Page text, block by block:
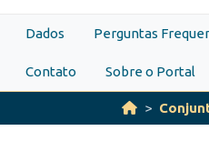
Dados Perguntas
Contato Sobre o Portal